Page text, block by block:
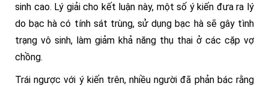
sinh cao. Lý giải cho kết luận này, một số ý kiến đưa ra lý
do bạc hà có tính sát trùng, sử dụng bạc hà sẽ gây tình
trạng vô sinh, làm giảm khả năng thụ thai ở các cặp vợ
chồng.
Trái ngược với ý kiến trên, nhiều người đã phản bác rằng